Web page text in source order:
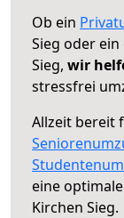
Ob ein
Sieg oder
Sieg, wir
stressfrei
Allzeit bereit
eine optimale
Kirchen Sieg.